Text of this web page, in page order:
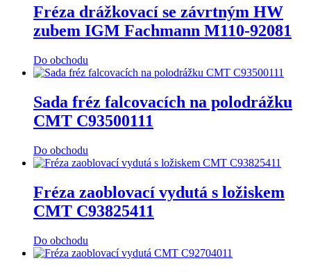
Fréza drážkovací se závrtným HW
zubem IGM Fachmann M110-92081
Do obchodu
Sada fréz falcovacích na polodrážku
CMT C93500111
Do obchodu
Fréza zaoblovací vydutá s ložiskem
CMT C93825411
Do obchodu